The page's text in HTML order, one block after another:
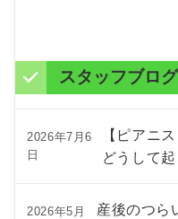
スタッフブログ
2026年7月6
日
【ピアニ
どうして起
2026年5月
産後のつら